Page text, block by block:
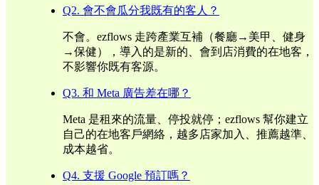
Q2. 會不會瓜分我既有的客人？
不會。ezflows 走跨產業互補（餐廳→美甲、健身
→保健），導入的是新的、會到店消費的在地客，
不影響你既有客源。
Q3. 和 Meta 廣告差在哪？
Meta 是租來的流量、停投就停；ezflows 幫你建立
自己的在地客戶網絡，越多店家加入、推薦越準、
成本越省。
Q4. 支援 Google 預訂嗎？